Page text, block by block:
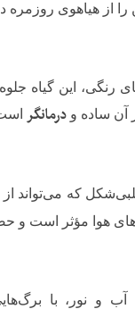
از هیاهوی روزمره
رنگی، این گیاه
ساده و درمانگر
که می‌تواند
هوا مؤثر
آب و نور، با